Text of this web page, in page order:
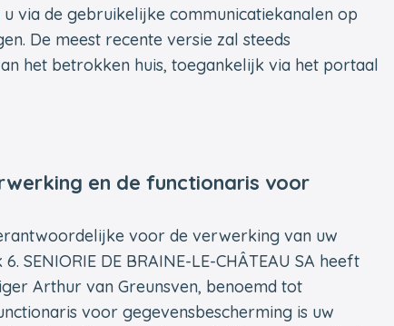
via de gebruikelijke communicatiekanalen op
De meest recente versie zal steeds
het betrokken huis, toegankelijk via het portaal
en de functionaris voor
voor de verwerking van uw
DE BRAINE-LE-CHÂTEAU SA heeft
Arthur van Greunsven, benoemd tot
voor gegevensbescherming is uw